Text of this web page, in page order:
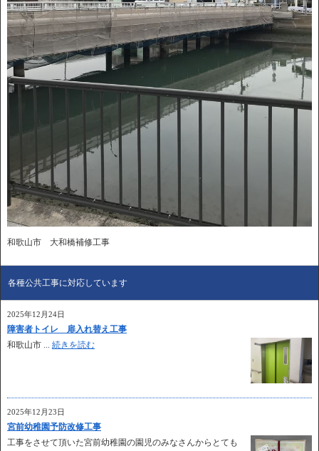
和歌山市 大和橋補修工事
各種公共工事に対応しています
2025年12月24日
障害者トイレ 扉入れ替え工事
和歌山市 ... 続きを読む
2025年12月23日
宮前幼稚園予防改修工事
工事をさせて頂いた宮前幼稚園の園児のみなさんからとても